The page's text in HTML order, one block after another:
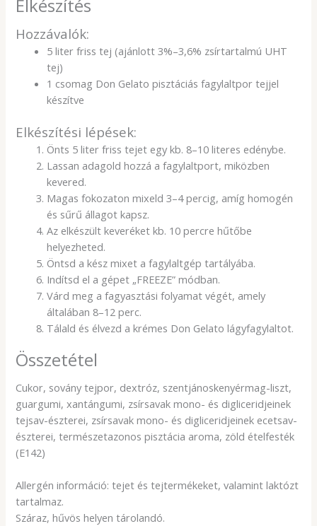
Elkészítés
Hozzávalók:
5 liter friss tej (ajánlott 3%–3,6% zsírtartalmú UHT
tej)
1 csomag Don Gelato pisztáciás fagylaltpor tejjel
készítve
Elkészítési lépések:
Önts 5 liter friss tejet egy kb. 8–10 literes edénybe.
Lassan adagold hozzá a fagylaltport, miközben
kevered.
Magas fokozaton mixeld 3–4 percig, amíg homogén
és sűrű állagot kapsz.
Az elkészült keveréket kb. 10 percre hűtőbe
helyezheted.
Öntsd a kész mixet a fagylaltgép tartályába.
Indítsd el a gépet „FREEZE” módban.
Várd meg a fagyasztási folyamat végét, amely
általában 8–12 perc.
Tálald és élvezd a krémes Don Gelato lágyfagylaltot.
Összetétel
Cukor, sovány tejpor, dextróz, szentjánoskenyérmag-liszt,
guargumi, xantángumi, zsírsavak mono- és digliceridjeinek
tejsav-észterei, zsírsavak mono- és digliceridjeinek ecetsav-
észterei, természetazonos pisztácia aroma, zöld ételfesték
(E142)
Allergén információ: tejet és tejtermékeket, valamint laktózt
tartalmaz.
Száraz, hűvös helyen tárolandó.